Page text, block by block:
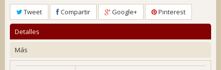
Tweet Compartir Google+ Pinterest
Detalles
Más